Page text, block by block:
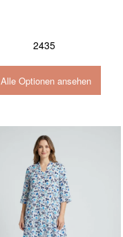
2435
Alle Optionen ansehen